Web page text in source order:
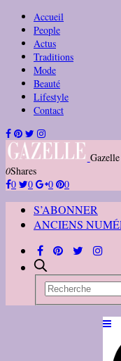
Accueil
People
Actus
Traditions
Mode
Beauté
Lifestyle
Contact
0Shares
0
0 0 0
S’ABONNER
ANCIENS